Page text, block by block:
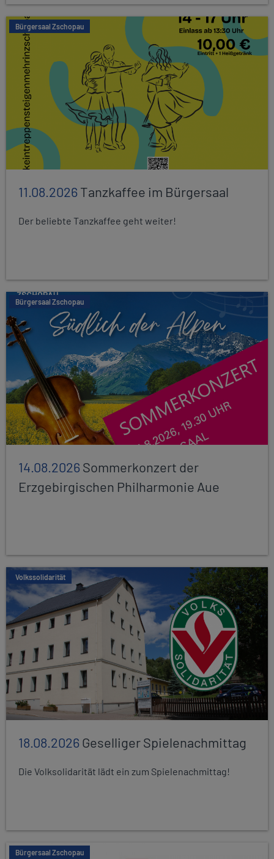
Bürgersaal Zschopau
11.08.2026Tanzkaffee im Bürgersaal
Der beliebte Tanzkaffee geht weiter!
Bürgersaal Zschopau
14.08.2026Sommerkonzert der
Erzgebirgischen Philharmonie Aue
Volkssolidarität
18.08.2026Geselliger Spielenachmittag
Die Volksolidarität lädt ein zum Spielenachmittag!
Bürgersaal Zschopau